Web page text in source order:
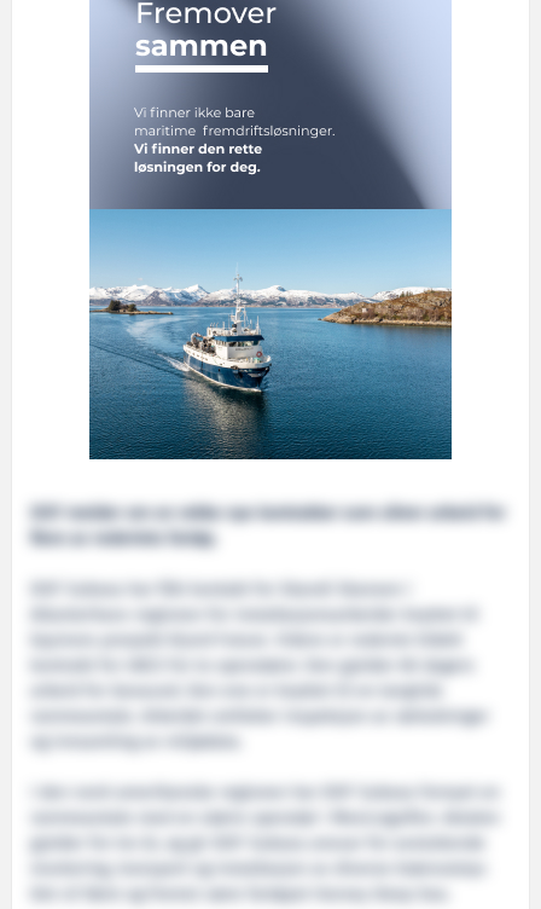
DOF melder om en rekke nye kontrakter som sikrer arbeid for
flere av rederiets fartøy.
DOF Subsea har fått kontakt for Skandi Skansen i
Atlanterhavs-regionen for installasjonsarbeider knyttet til
kontrakt for UKCS for to operatører. Den gjelder 60 dagers
arbeid for Geosund. Den ene er knyttet til en langtids
rammeavtale. Arbeidet omfatter inspeksjon av rørledninger
og innsamling av miljødata.
I den nord-amerikanske regionen har DOF Subsea fornyet en
rammeavtale med en større operatør i Mexicogulfen. Avtalen
gjelder for tre år, og gir DOF Subsea ansvar for avsluttende
montering, transport og installasjon av diverse brønnutstyr.
Det vil først og fremst være fartøyet Harvey Deep Sea.